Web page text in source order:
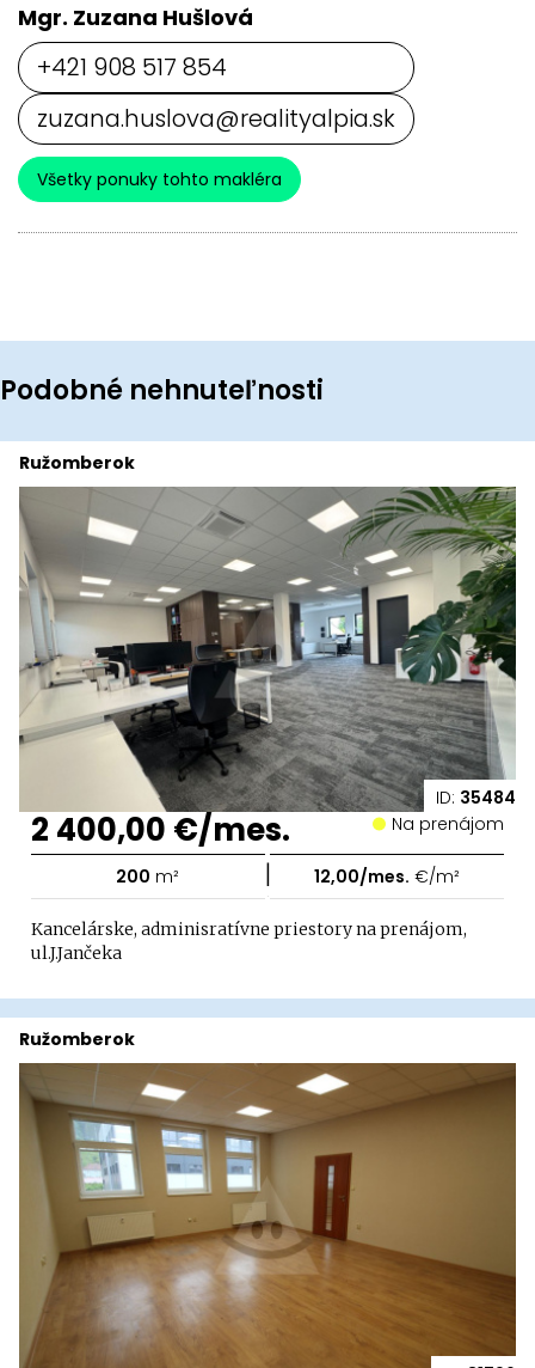
Mgr. Zuzana Hušlová
+421 908 517 854
zuzana.huslova@realityalpia.sk
Všetky ponuky tohto makléra
Podobné nehnuteľnosti
ID: 35484
Ružomberok
2 400,00 €/mes. Na prenájom
200 m² | 12,00/mes. €/m²
Kancelárske, adminisratívne priestory na prenájom,
ul.J.Jančeka
Ružomberok